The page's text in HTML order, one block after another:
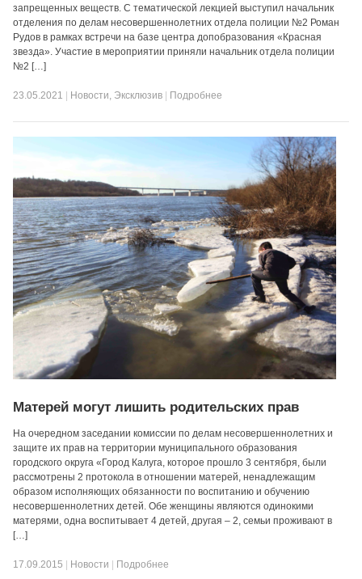
запрещенных веществ. С тематической лекцией выступил начальник
отделения по делам несовершеннолетних отдела полиции №2 Роман
Рудов в рамках встречи на базе центра допобразования «Красная
звезда». Участие в мероприятии приняли начальник отдела полиции
№2 […]
23.05.2021 Новости, Эксклюзив Подробнее
Матерей могут лишить родительских прав
На очередном заседании комиссии по делам несовершеннолетних и
защите их прав на территории муниципального образования
городского округа «Город Калуга, которое прошло 3 сентября, были
рассмотрены 2 протокола в отношении матерей, ненадлежащим
образом исполняющих обязанности по воспитанию и обучению
несовершеннолетних детей. Обе женщины являются одинокими
матерями, одна воспитывает 4 детей, другая – 2, семьи проживают в
[…]
17.09.2015 Новости Подробнее